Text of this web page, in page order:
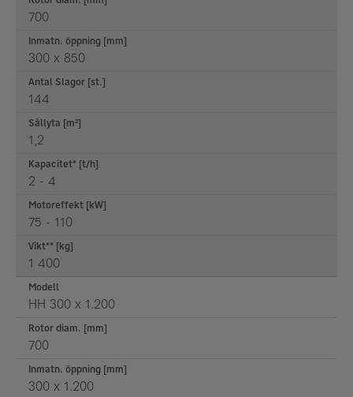
700
Inmatn. öppning [mm]
300 x 850
Antal Slagor [st.]
144
Sållyta [m²]
1,2
Kapacitet* [t/h]
2 - 4
Motoreffekt [kW]
75 - 110
Vikt** [kg]
1 400
Modell
HH 300 x 1.200
Rotor diam. [mm]
700
Inmatn. öppning [mm]
300 x 1.200